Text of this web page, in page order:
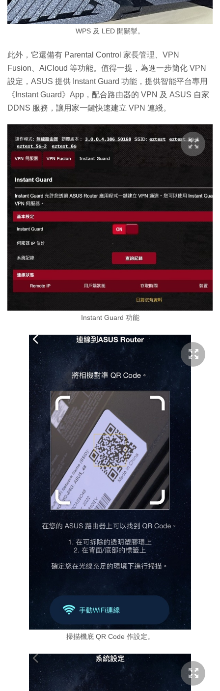
WPS 及 LED 開關掣。
此外，它還備有 Parental Control 家長管理、VPN
Fusion、AiCloud 等功能。值得一提，為進一步簡化 VPN
設定，ASUS 提供 Instant Guard 功能，提供智能平台專用
《Instant Guard》App，配合路由器的 VPN 及 ASUS 自家
DDNS 服務，讓用家一鍵快速建立 VPN 連綫。
Instant Guard 功能
掃描機底 QR Code 作設定。